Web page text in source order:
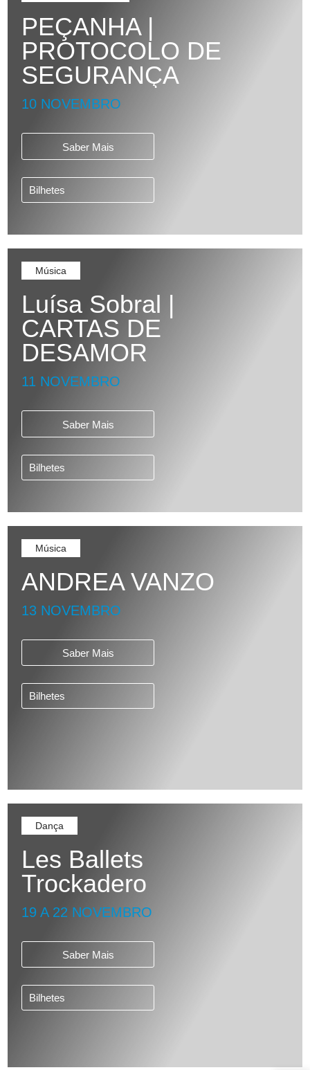
PEÇANHA |
PROTOCOLO DE
SEGURANÇA
10 NOVEMBRO
Saber Mais
Bilhetes
Música
Luísa Sobral |
CARTAS DE
DESAMOR
11 NOVEMBRO
Saber Mais
Bilhetes
Música
ANDREA VANZO
13 NOVEMBRO
Saber Mais
Bilhetes
Dança
Les Ballets
Trockadero
19 A 22 NOVEMBRO
Saber Mais
Bilhetes